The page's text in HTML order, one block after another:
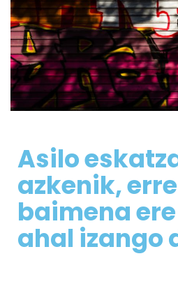
Asilo
azkenik,
baimena
ahal izango